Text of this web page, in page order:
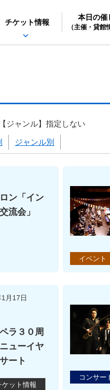
センター
チケット情報
本日の催
（主催・貸館
【ジャンル】指定しない
ジャンル別
ン「イン
流会」
イベント
1月17日
ラ３０周
ューイヤ
ート
ケット情報
コンサー